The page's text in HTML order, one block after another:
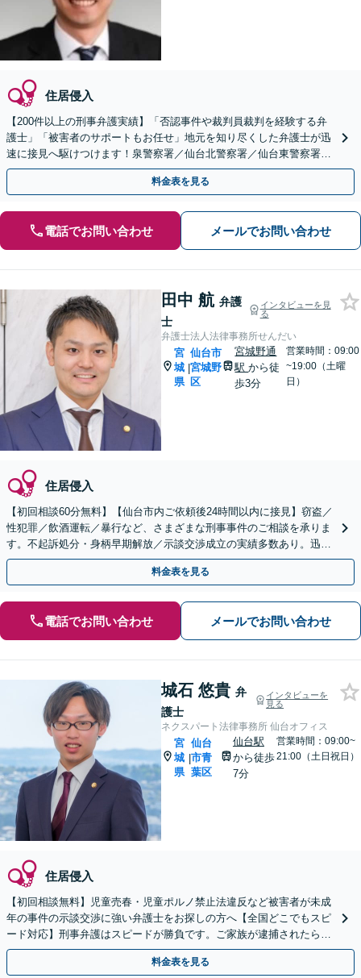
住居侵入
【200件以上の刑事弁護実績】「否認事件や裁判員裁判を経験する弁
護士」「被害者のサポートもお任せ」地元を知り尽くした弁護士が迅
速に接見へ駆けつけます！泉警察署／仙台北警察署／仙台東警察署／
仙台南警察署／仙台中央警察署／若林警察署など
料金表を見る
電話でお問い合わせ メールでお問い合わせ
田中 航 弁護
士
インタビューを見
る
弁護士法人法律事務所せんだい
宮
城
県
|
仙台市
宮城野
区
宮城野通
駅から徒
歩3分
営業時間：09:00
~19:00（土曜
日）
住居侵入
【初回相談60分無料】【仙台市内ご依頼後24時間以内に接見】窃盗／
性犯罪／飲酒運転／暴行など、さまざまな刑事事件のご相談を承りま
す。不起訴処分・身柄早期解放／示談交渉成立の実績多数あり。迅速
かつ的確に弁護活動を開始します【休日・夜間対応可】
料金表を見る
電話でお問い合わせ メールでお問い合わせ
城石 悠貴 弁
護士
インタビューを
見る
ネクスパート法律事務所 仙台オフィス
宮
城
県
|
仙台
市青
葉区
仙台駅
から徒歩
7分
営業時間：09:00~
21:00（土日祝日）
住居侵入
【初回相談無料】児童売春・児童ポルノ禁止法違反など被害者が未成
年の事件の示談交渉に強い弁護士をお探しの方へ【全国どこでもスピ
ード対応】刑事弁護はスピードが勝負です。ご家族が逮捕されたら一
刻も早くご相談ください【24時間365日相談受付】
料金表を見る